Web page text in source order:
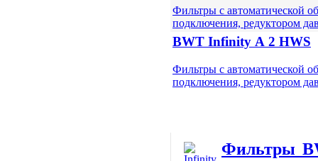
Фильтры с автоматической
подключения, редуктором
BWT Infinity А 2 HWS
Фильтры с автоматической
подключения, редуктором
Фильтры